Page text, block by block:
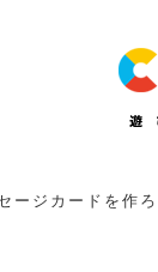
ージカードを作